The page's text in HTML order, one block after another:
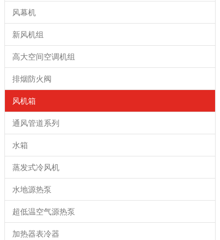
风幕机
新风机组
高大空间空调机组
排烟防火阀
风机箱
通风管道系列
水箱
蒸发式冷风机
水地源热泵
超低温空气源热泵
加热器表冷器